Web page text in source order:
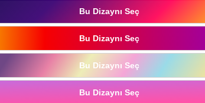
Bu Dizaynı Seç
Bu Dizaynı Seç
Bu Dizaynı Seç
Bu Dizaynı Seç